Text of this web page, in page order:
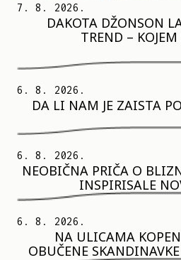
7. 8. 2026.
DAKOTA DŽONSON
TREND –
6. 8. 2026.
DA LI NAM JE ZAISTA
6. 8. 2026.
NEOBIČNA PRIČA O
INSPIRISALE
6. 8. 2026.
NA ULICAMA
OBUČENE